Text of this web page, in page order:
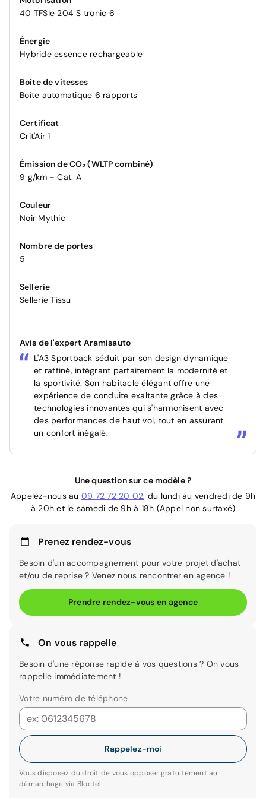
40 TFSIe 204 S tronic 6
Énergie
Hybride essence rechargeable
Boîte de vitesses
Boîte automatique 6 rapports
Certificat
Crit'Air 1
Émission de CO₂ (WLTP combiné)
9 g/km - Cat. A
Couleur
Noir Mythic
Nombre de portes
5
Sellerie
Sellerie Tissu
Avis de l'expert Aramisauto
L'A3 Sportback séduit par son design dynamique
et raffiné, intégrant parfaitement la modernité et
la sportivité. Son habitacle élégant offre une
expérience de conduite exaltante grâce à des
technologies innovantes qui s'harmonisent avec
des performances de haut vol, tout en assurant
un confort inégalé.
Une question sur ce modèle ?
Appelez-nous au 09 72 72 20 02, du lundi au vendredi de 9h
à 20h et le samedi de 9h à 18h (Appel non surtaxé)
Prenez rendez-vous
Besoin d'un accompagnement pour votre projet d'achat
et/ou de reprise ? Venez nous rencontrer en agence !
Prendre rendez-vous en agence
On vous rappelle
Besoin d'une réponse rapide à vos questions ? On vous
rappelle immédiatement !
Votre numéro de téléphone
Rappelez-moi
Vous disposez du droit de vous opposer gratuitement au
démarchage via Bloctel